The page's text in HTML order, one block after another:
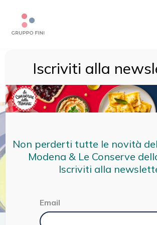
RICETTE/RICETTE FINI /RAVIOLI
FUNGHI CON CREMA DI PATATE ALLA
Iscriviti alla
Non perderti tutte le novità
Modena & Le Conserve
Iscriviti alla
Email